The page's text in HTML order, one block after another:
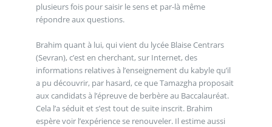
plusieurs fois pour saisir le sens et par-là même
répondre aux questions.
Brahim quant à lui, qui vient du lycée Blaise Centrars
(Sevran), c’est en cherchant, sur Internet, des
informations relatives à l’enseignement du kabyle qu’il
a pu découvrir, par hasard, ce que Tamazgha proposait
aux candidats à l’épreuve de berbère au Baccalauréat.
Cela l’a séduit et s’est tout de suite inscrit. Brahim
espère voir l’expérience se renouveler. Il estime aussi